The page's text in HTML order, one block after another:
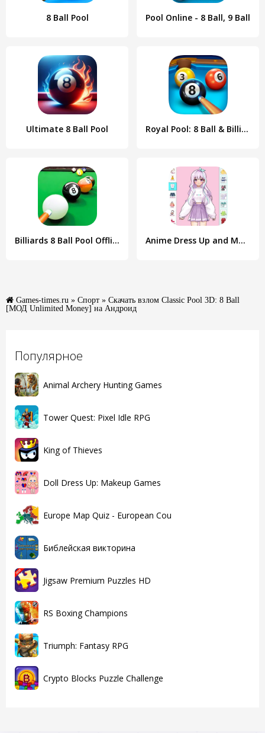
Популярное
Animal Archery Hunting Games
Tower Quest: Pixel Idle RPG
King of Thieves
Doll Dress Up: Makeup Games
Europe Map Quiz - European Cou
Библейская викторина
Jigsaw Premium Puzzles HD
RS Boxing Champions
Triumph: Fantasy RPG
Crypto Blocks Puzzle Challenge
8 Ball Pool Pool Online - 8 Ball, 9 Ball
Ultimate 8 Ball Pool Royal Pool: 8 Ball & Billiards
Billiards 8 Ball Pool Offline Anime Dress Up and Makeup Game
Games-times.ru » Спорт » Скачать взлом Classic Pool 3D: 8 Ball
[МОД Unlimited Money] на Андроид